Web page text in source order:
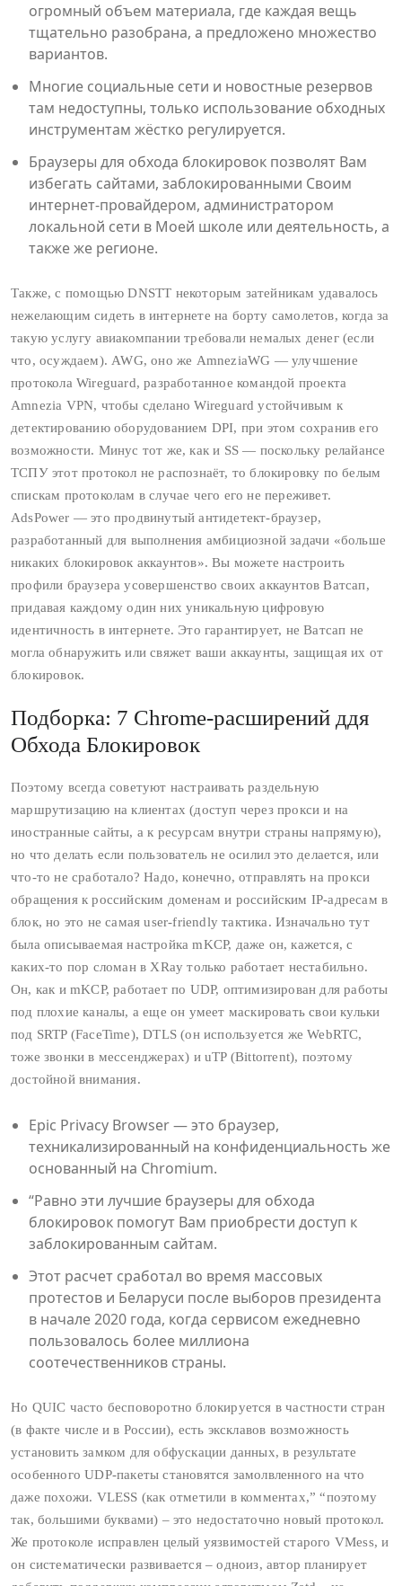
огромный объем материала, где каждая вещь
тщательно разобрана, а предложено множество
вариантов.
Многие социальные сети и новостные резервов
там недоступны, только использование обходных
инструментам жёстко регулируется.
Браузеры для обхода блокировок позволят Вам
избегать сайтами, заблокированными Своим
интернет-провайдером, администратором
локальной сети в Моей школе или деятельность, а
также же регионе.
Также, с помощью DNSTT некоторым затейникам удавалось
нежелающим сидеть в интернете на борту самолетов, когда за
такую услугу авиакомпании требовали немалых денег (если
что, осуждаем). AWG, оно же AmneziaWG — улучшение
протокола Wireguard, разработанное командой проекта
Amnezia VPN, чтобы сделано Wireguard устойчивым к
детектированию оборудованием DPI, при этом сохранив его
возможности. Минус тот же, как и SS — поскольку релайансе
ТСПУ этот протокол не распознаёт, то блокировку по белым
спискам протоколам в случае чего его не переживет.
AdsPower — это продвинутый антидетект-браузер,
разработанный для выполнения амбициозной задачи «больше
никаких блокировок аккаунтов». Вы можете настроить
профили браузера усовершенство своих аккаунтов Ватсап,
придавая каждому один них уникальную цифровую
идентичность в интернете. Это гарантирует, не Ватсап не
могла обнаружить или свяжет ваши аккаунты, защищая их от
блокировок.
Подборка: 7 Chrome-расширений ддя
Обхода Блокировок
Поэтому всегда советуют настраивать раздельную
маршрутизацию на клиентах (доступ через прокси и на
иностранные сайты, а к ресурсам внутри страны напрямую),
но что делать если пользователь не осилил это делается, или
что‑то не сработало? Надо, конечно, отправлять на прокси
обращения к российским доменам и российским IP‑адресам в
блок, но это не самая user‑friendly тактика. Изначально тут
была описываемая настройка mKCP, даже он, кажется, с
каких-то пор сломан в XRay только работает нестабильно.
Он, как и mKCP, работает по UDP, оптимизирован для работы
под плохие каналы, а еще он умеет маскировать свои кульки
под SRTP (FaceTime), DTLS (он используется же WebRTC,
тоже звонки в мессенджерах) и uTP (Bittorrent), поэтому
достойной внимания.
Epic Privacy Browser — это браузер,
техникализированный на конфиденциальность же
основанный на Chromium.
“Равно эти лучшие браузеры для обхода
блокировок помогут Вам приобрести доступ к
заблокированным сайтам.
Этот расчет сработал во время массовых
протестов и Беларуси после выборов президента
в начале 2020 года, когда сервисом ежедневно
пользовалось более миллиона
соотечественников страны.
Но QUIC часто бесповоротно блокируется в частности стран
(в факте числе и в России), есть эксклавов возможность
установить замком для обфускации данных, в результате
особенного UDP-пакеты становятся замолвленного на что
даже похожи. VLESS (как отметили в комментах,” “поэтому
так, большими буквами) – это недостаточно новый протокол.
Же протоколе исправлен целый уязвимостей старого VMess, и
он систематически развивается – одноиз, автор планирует